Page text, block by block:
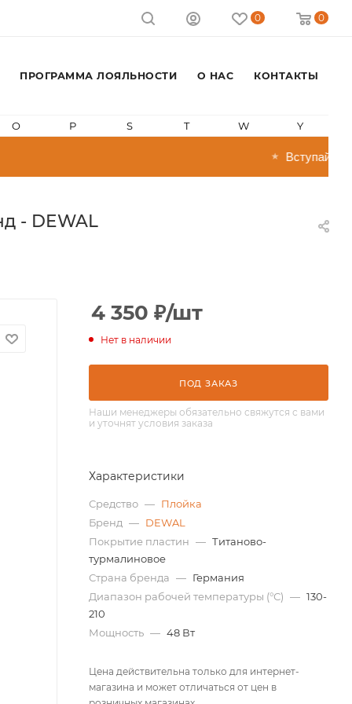
0 0
ПРОГРАММА ЛОЯЛЬНОСТИ О НАС КОНТАКТЫ
O P S T W Y
Вступай в
- DEWAL
4 350 ₽/шт
Нет в наличии
ПОД ЗАКАЗ
Наши менеджеры обязательно свяжутся с вами
и уточнят условия заказа
Характеристики
Средство — Плойка
Бренд — DEWAL
Покрытие пластин — Титаново-
турмалиновое
Страна бренда — Германия
Диапазон рабочей температуры (°С) — 130-
210
Мощность — 48 Вт
Цена действительна только для интернет-
магазина и может отличаться от цен в